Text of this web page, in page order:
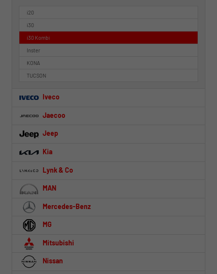
i20
i30
i30 Kombi
Inster
KONA
TUCSON
Iveco
Jaecoo
Jeep
Kia
Lynk & Co
MAN
Mercedes-Benz
MG
Mitsubishi
Nissan